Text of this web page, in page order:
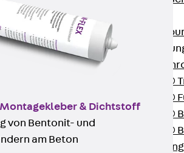
PENTAFLEX®
PENTAFLEX®
PENTAFLEX®
Montagekleber & Dichtstoff
von Bentonit- und
am Beton